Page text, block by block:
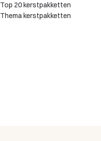
Top 20 kerstpakketten
Thema kerstpakketten